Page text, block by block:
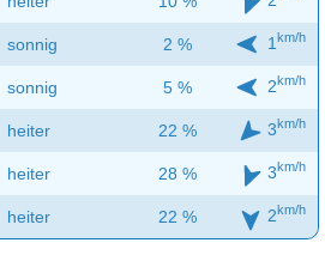
sonnig 2 % 1 km/h
sonnig 5 % 2km/h
heiter 22 % 3km/h
heiter 28 % 3km/h
heiter 22 % 2km/h